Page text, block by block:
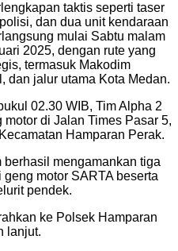
taktis seperti taser
dan dua unit kendaraan
mulai Sabtu malam
2025, dengan rute yang
termasuk Makodim
dan jalur utama Kota Medan.
02.30 WIB, Tim Alpha 2
di Jalan Times Pasar 5,
Hamparan Perak.
mengamankan tiga
motor SARTA beserta
pendek.
ke Polsek Hamparan
lanjut.